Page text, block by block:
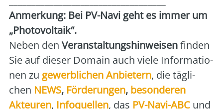
Anmer­kung: Bei PV-Navi geht es immer um
„Pho­to­vol­ta­ik“.
Neben den Ver­an­stal­tungs­hin­wei­senfin­den
Sie auf die­ser Domain auch vie­le Infor­ma­tio­
nen zu gewerb­li­chen Anbie­tern, die täg­li­
chen NEWS, För­de­run­gen, beson­de­ren
Akteu­ren, Info­quel­len, das PV-Navi-ABC und